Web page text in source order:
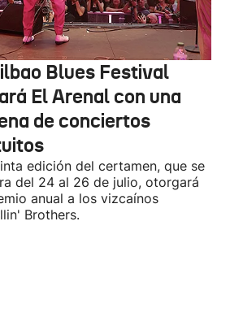
Blues Festival
El Arenal con una
de conciertos
edición del certamen, que se
del 24 al 26 de julio, otorgará
anual a los vizcaínos
Brothers.